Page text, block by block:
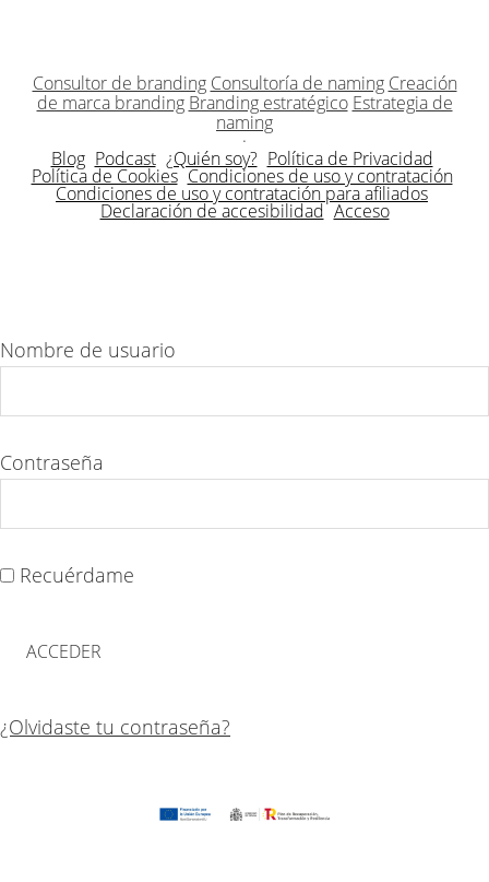
Consultor de branding Consultoría de naming Creación
de marca branding Branding estratégico Estrategia de
naming
·
Blog Podcast ¿Quién soy? Política de Privacidad
Política de Cookies Condiciones de uso y contratación
Condiciones de uso y contratación para afiliados
Declaración de accesibilidad Acceso
Nombre de usuario
Contraseña
Recuérdame
¿Olvidaste tu contraseña?